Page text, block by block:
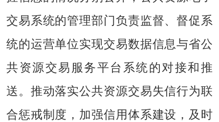
交易系统的管理部门负责监督、督促系
统的运营单位实现交易数据信息与省公
共资源交易服务平台系统的对接和推
送。推动落实公共资源交易失信行为联
合惩戒制度，加强信用体系建设，及时